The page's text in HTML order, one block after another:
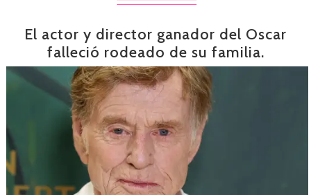
El actor y director ganador del Oscar
falleció rodeado de su familia.